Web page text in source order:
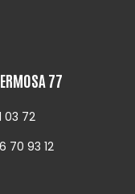
77
03 72
70 93 12